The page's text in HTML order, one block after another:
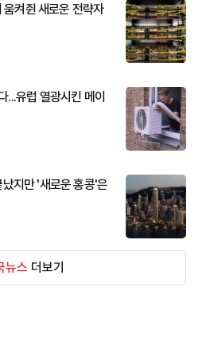
켜쥔 새로운 전략자
...유럽 열광시킨 메이
지만 '새로운 홍콩'은
뉴스 더보기